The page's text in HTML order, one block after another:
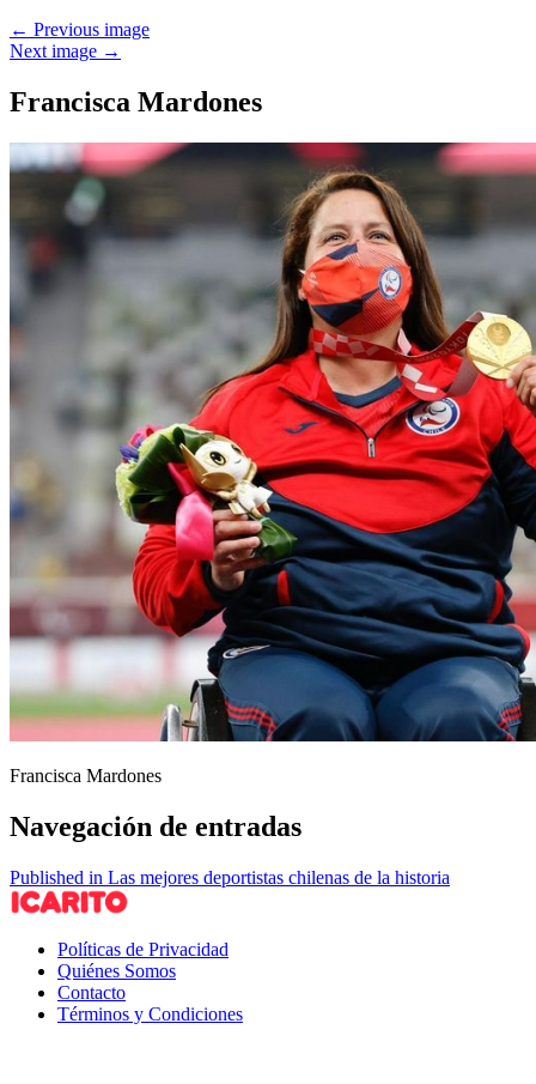
← Previous image
Next image →
Francisca Mardones
Francisca Mardones
Navegación de entradas
Published in Las mejores deportistas chilenas de la historia
Políticas de Privacidad
Quiénes Somos
Contacto
Términos y Condiciones